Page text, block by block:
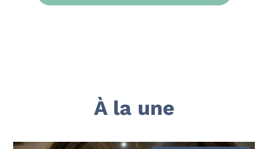
À la une